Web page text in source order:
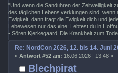
"Und wenn die Sanduhren der Zeitweiligkeit
des täglichen Lebens verklungen sind, wenn
Ewigkeit, dann fragt die Ewigkeit dich und
Lebewesen nur das eine: Lebtest du in
- Sören Kjerkegaard, Die Krankheit zum Tode
Blechpirat
Re: NordCon 2026, 12. bis 14. Juni
« Antwort #52 am: 16.06.2026 | 13:48 »